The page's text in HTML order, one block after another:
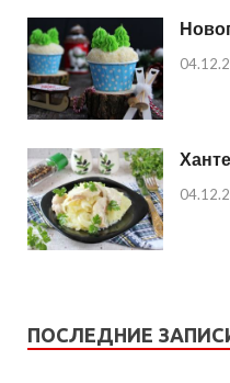
ПОСЛЕДНИЕ